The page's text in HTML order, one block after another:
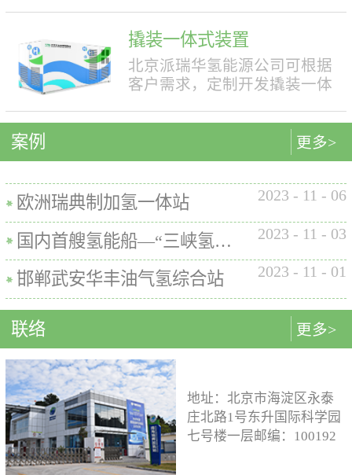
需求，定制满足中国标准（例
如GB50516, GB/T 43674等）、
欧盟标准（例如IEC 60069, EN
内的使用要求。公司的产品已
在国内、欧盟、日本、塞尔维
数表常规工作压力等级35MPa /
70MPa / 35&70MPa流量范围
0.1~7.2 kg/min计量精度±1%可
选加氢枪TK16或TK17或TK25
加氢枪数量单枪或双枪红外通
讯可选配预冷可选配防爆等级
（参考）II 3 G Ex h ia db mb eb
一，拥有丰富的车载储供氢系
统项目经验，公司具有5000套
年生产能力。公司可根据客户
需求，对不同车型提供合理且
最优的设计方案，并根据安装
求进行定制化的设计，为客户
匹配最佳的设计方案。车载氢
系统设计制造遵循GB/T
26990、GB/T 29126、GB/T
24549等标准。公司车载氢系统
氢系统主要包括加氢模块、储
氢模块、供氢模块以及控制模
块。车载储供氢系统所有管
路、阀门及接头等采用不与高
压氢气介质发生化学反应的材
料。电气元件及线束均具有防
水、阻燃防爆的功能；车载储
供氢系统及其附属零部件均通
过高低温、盐雾、IP防护等级
等相关型式试验，以保证氢系
统的安全性及稳定性；氢系统
支架、加注口等均通过检验验
证；系统具备防过压、防过
撬装一体式装置
北京派瑞华氢能源公司可根据
客户需求，定制开发撬装一体
体可细分为大型撬装装置、小
型撬装装置、制氢加氢一体机
和小型加氢装置，以上装置在
国内、欧盟、日本等地得到应
用。撬装一体式制氢、储氢、
地小，节省空间，维护维修方
便。2. 各模块紧密融合，运行
效率高。3. 节能环保。撬装一
体式装置性能参数表制氢能力
500Nm3以下加氢等级
100~1000kg/d氢气压缩额定工作
压力45MPa/87.5MPa氢气加注额
定工作压力35MPa/70MPa环境
温度-40~+50℃参考标准T/ZSA
235-2024, GB50516, GB 50177,
GB/T 43674, IEC 60069, EN ISO
80079等。
案例
欧洲瑞典制加氢一体站 2023 - 11 - 06
国内首艘氢能船—“三峡氢舟1”号船载氢系统 2023 - 11 - 03
邯郸武安华丰油气氢综合站 2023 - 11 - 01
更多>
更多>
联络
地址：北京市海淀区永泰
庄北路1号东升国际科学园
七号楼一层邮编：100192